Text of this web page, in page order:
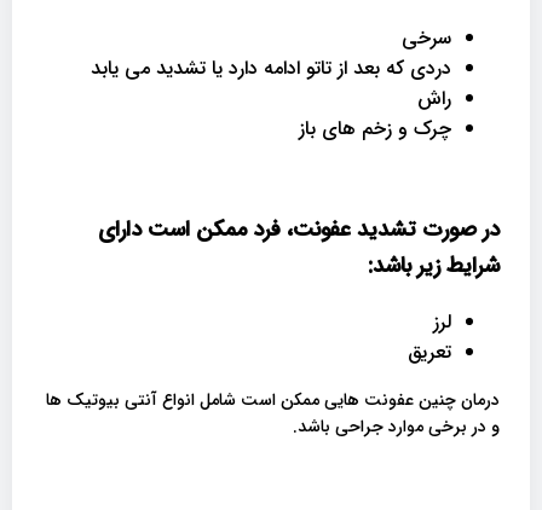
سرخی
دردی که بعد از تاتو ادامه دارد یا تشدید می یابد
راش
چرک و زخم های باز
در صورت تشدید عفونت، فرد ممکن است دارای
شرایط زیر باشد:
لرز
تعریق
درمان چنین عفونت هایی ممکن است شامل انواع آنتی بیوتیک ها
و در برخی موارد جراحی باشد.